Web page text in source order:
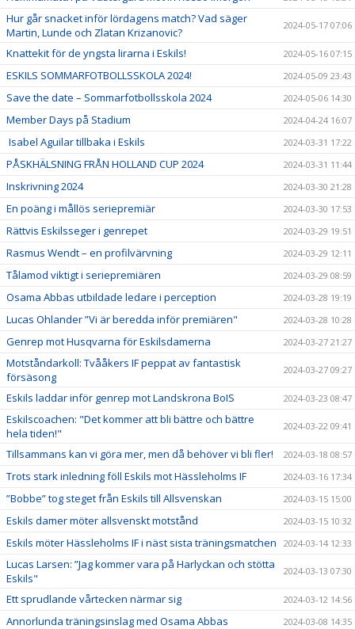
Hur går snacket inför lördagens match? Vad säger
Martin, Lunde och Zlatan Krizanovic?
2024-05-17 07:06
Knattekit för de yngsta lirarna i Eskils! 2024-05-16 07:15
ESKILS SOMMARFOTBOLLSSKOLA 2024! 2024-05-09 23:43
Save the date – Sommarfotbollsskola 2024 2024-05-06 14:30
Member Days på Stadium 2024-04-24 16:07
Isabel Aguilar tillbaka i Eskils 2024-03-31 17:22
PÅSKHÄLSNING FRÅN HOLLAND CUP 2024 2024-03-31 11:44
Inskrivning 2024 2024-03-30 21:28
En poäng i mållös seriepremiär 2024-03-30 17:53
Rättvis Eskilsseger i genrepet 2024-03-29 19:51
Rasmus Wendt – en profilvärvning 2024-03-29 12:11
Tålamod viktigt i seriepremiären 2024-03-29 08:59
Osama Abbas utbildade ledare i perception 2024-03-28 19:19
Lucas Ohlander ”Vi är beredda inför premiären" 2024-03-28 10:28
Genrep mot Husqvarna för Eskilsdamerna 2024-03-27 21:27
Motståndarkoll: Tvååkers IF peppat av fantastisk
försäsong
2024-03-27 09:27
Eskils laddar inför genrep mot Landskrona BoIS 2024-03-23 08:47
Eskilscoachen: "Det kommer att bli bättre och bättre
hela tiden!"
2024-03-22 09:41
Tillsammans kan vi göra mer, men då behöver vi bli fler! 2024-03-18 08:57
Trots stark inledning föll Eskils mot Hässleholms IF 2024-03-16 17:34
”Bobbe” tog steget från Eskils till Allsvenskan 2024-03-15 15:00
Eskils damer möter allsvenskt motstånd 2024-03-15 10:32
Eskils möter Hässleholms IF i näst sista träningsmatchen 2024-03-14 12:33
Lucas Larsen: ”Jag kommer vara på Harlyckan och stötta
Eskils"
2024-03-13 07:30
Ett sprudlande vårtecken närmar sig 2024-03-12 14:56
Annorlunda träningsinslag med Osama Abbas 2024-03-08 14:35